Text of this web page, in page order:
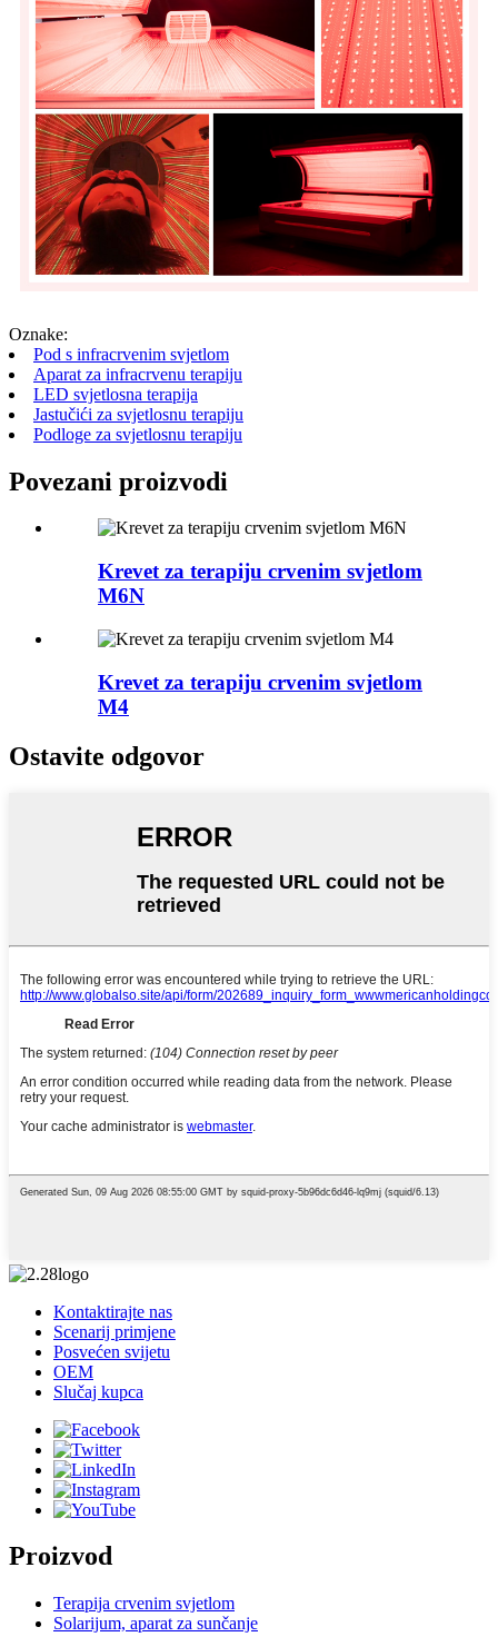
Oznake:
Pod s infracrvenim svjetlom
Aparat za infracrvenu terapiju
LED svjetlosna terapija
Jastučići za svjetlosnu terapiju
Podloge za svjetlosnu terapiju
Povezani proizvodi
Krevet za terapiju crvenim svjetlom
M6N
Krevet za terapiju crvenim svjetlom
M4
Ostavite odgovor
Kontaktirajte nas
Scenarij primjene
Posvećen svijetu
OEM
Slučaj kupca
Proizvod
Terapija crvenim svjetlom
Solarijum, aparat za sunčanje